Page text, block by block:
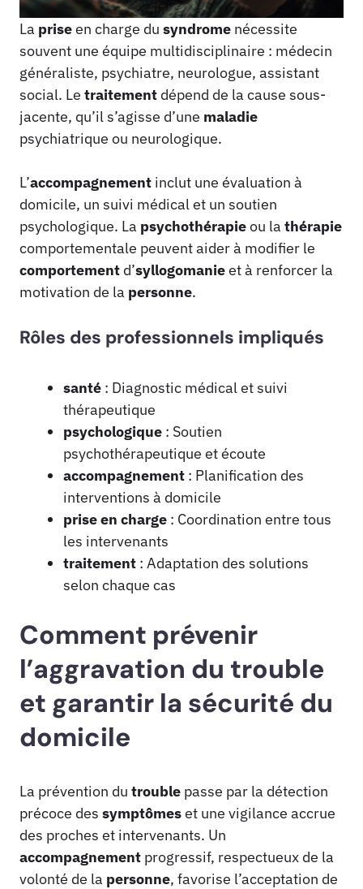
La priseen charge du syndrome nécessite
souvent une équipe multidisciplinaire : médecin
généraliste, psychiatre, neurologue, assistant
social. Le traitement dépend de la cause sous-
jacente, qu’il s’agisse d’une maladie
psychiatrique ou neurologique.
L’accompagnement inclut une évaluation à
domicile, un suivi médical et un soutien
psychologique. La psychothérapieou la thérapie
comportementale peuvent aider à modifier le
comportement d’syllogomanieet à renforcer la
motivation de la personne.
Rôles des professionnels impliqués
santé : Diagnostic médical et suivi
thérapeutique
psychologique : Soutien
psychothérapeutique et écoute
accompagnement : Planification des
interventions à domicile
prise en charge : Coordination entre tous
les intervenants
traitement : Adaptation des solutions
selon chaque cas
Comment prévenir
l’aggravation du trouble
et garantir la sécurité du
domicile
La prévention du trouble passe par la détection
précoce des symptômeset une vigilance accrue
des proches et intervenants. Un
accompagnement progressif, respectueux de la
volonté de la personne, favorise l’acceptation de